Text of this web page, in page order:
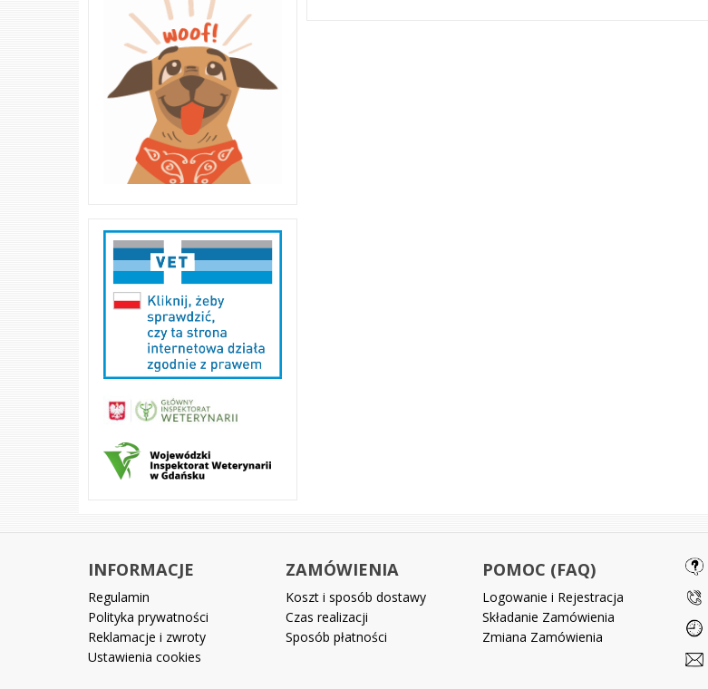
INFORMACJE
Regulamin
Polityka prywatności
Reklamacje i zwroty
Ustawienia cookies
ZAMÓWIENIA
Koszt i sposób dostawy
Czas realizacji
Sposób płatności
POMOC (FAQ)
Logowanie i Rejestracja
Składanie Zamówienia
Zmiana Zamówienia